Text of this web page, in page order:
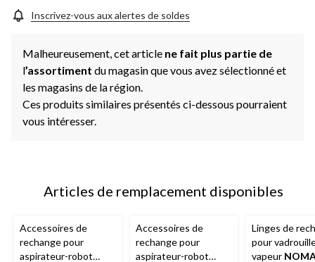
Inscrivez-vous aux alertes de soldes
Malheureusement, cet article ne fait plus partie de
l’assortiment du magasin que vous avez sélectionné et
les magasins de la région.
Ces produits similaires présentés ci-dessous pourraient
vous intéresser.
Articles de remplacement disponibles
Accessoires de
rechange pour
aspirateur-robot
Accessoires de
rechange pour
aspirateur-robot
Linges de
pour
vapeur